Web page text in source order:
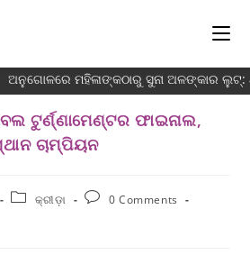
ଅନୁଗୋଳରେ ମହିଳାଙ୍କଠାରୁ ସୁନା ଅଳଙ୍କାର ଲୁଟ୍:
ଟୁର୍ଣ୍ଣାମେଣ୍ଟର ଫାଇନାଲ,
ଚାମ୍ପିୟନ
କ୍ରୀଡ଼ା
0 Comments